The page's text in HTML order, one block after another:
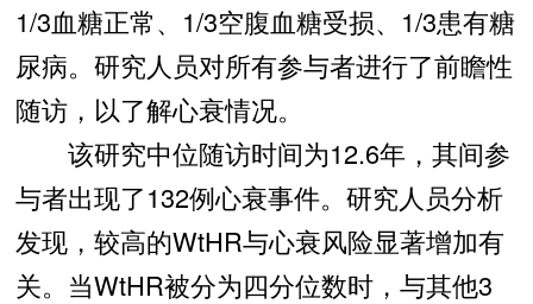
1/3血糖正常、1/3空腹血糖受损、1/3患有糖
尿病。研究人员对所有参与者进行了前瞻性
随访，以了解心衰情况。
该研究中位随访时间为12.6年，其间参
与者出现了132例心衰事件。研究人员分析
发现，较高的WtHR与心衰风险显著增加有
关。当WtHR被分为四分位数时，与其他3